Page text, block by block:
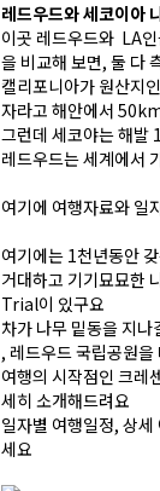
레드우드와 세코이아
이곳 레드우드와 LA
을 비교해 보면, 둘 다
캘리포니아가 원산지
자라고 해안에서
그런데 세코야는 해발
레드우드는 세계에서
여기에 여행자료와 일
여기에는 1천년동안
거대하고 기기묘묘한
Trial이 있구요
차가 나무 밑동을 지
, 레드우드 국립공원
여행의 시작점인 크레
세히 소개해드려요
일자별 여행일정, 상
세요